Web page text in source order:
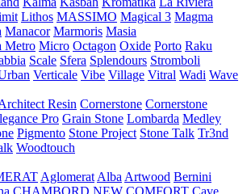
Lithos MASSIMO Magical 3 Magma
Manacor Marmoris Masia
Metro Micro Octagon Oxide Porto Raku
Scale Sfera Splendours Stromboli
Verticale Vibe Village Vitral Wadi Wave
Resin Cornerstone Cornerstone
Pro Grain Stone Lombarda Medley
Pigmento Stone Project Stone Talk Tr3nd
Woodtouch
Aglomerat Alba Artwood Bernini